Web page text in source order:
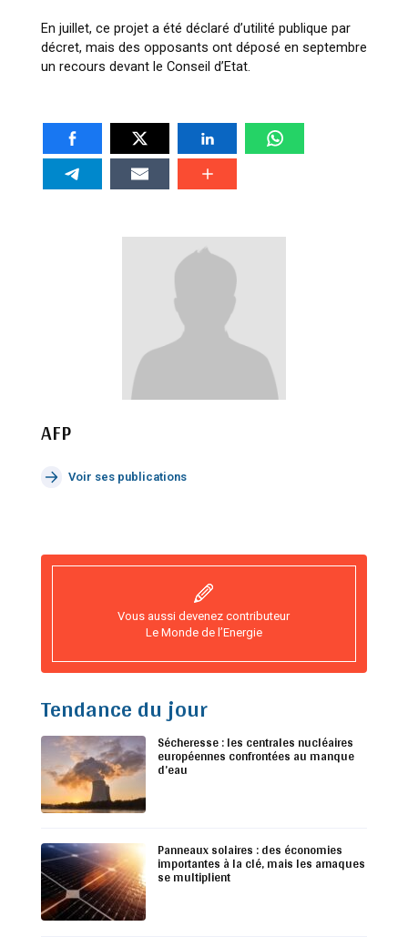
En juillet, ce projet a été déclaré d’utilité publique par
décret, mais des opposants ont déposé en septembre
un recours devant le Conseil d’Etat.
AFP
Voir ses publications
Vous aussi devenez contributeur
Le Monde de l’Energie
Tendance du jour
Sécheresse : les centrales nucléaires
européennes confrontées au manque
d’eau
Panneaux solaires : des économies
importantes à la clé, mais les arnaques
se multiplient